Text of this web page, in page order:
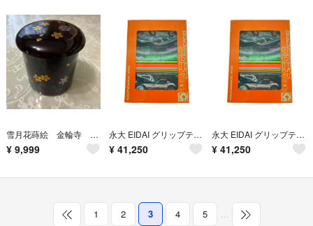
雪月花蒔絵 金輪寺 西村松雲 茶入 茶道具
¥ 9,999
永大 EIDAI グリップテクニカ シボレー・コルベット・スティングレイ 1/28スケール 3台セット
¥ 41,250
永大 EIDAI グリップテクニカ シボレー・コルベット・スティングレイ 1/28スケール 3台セット
¥ 41,250
1 2 3 4 5 …